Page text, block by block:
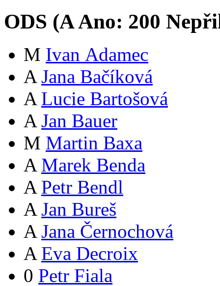
ODS (AAno: 200
M Ivan Adamec
A Jana Bačíková
A Lucie Bartošová
A Jan Bauer
M Martin Baxa
A Marek Benda
A Petr Bendl
A Jan Bureš
A Jana Černochová
A Eva Decroix
0 Petr Fiala